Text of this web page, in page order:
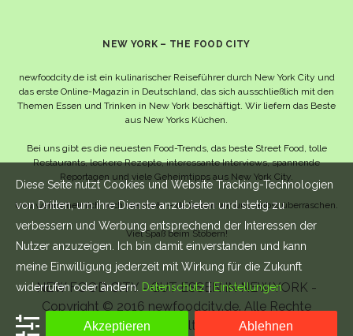
NEW YORK – THE FOOD CITY
newfoodcity.de ist ein kulinarischer Reiseführer durch New York City und
das erste Online-Magazin in Deutschland, das sich ausschließlich mit den
Themen Essen und Trinken in New York beschäftigt. Wir liefern das Beste
aus New Yorks Küchen.
Bei uns gibt es die neuesten Food-Trends, das beste Street Food, tolle
Restaurants, leckere Rezepte, interessante Interviews, spannende
Reportagen und viele Geheimtipps aus New York City.
Und wahrscheinlich noch viel mehr – da lassen wir uns selbst überraschen.
Viel Spaß beim Stöbern!
NEW FOOD CITY - GUT ESSEN IN NEW YORK -
Copyright © 2016 newfoodcity.de. Alle Rechte
vorbehalten.
Diese Seite nutzt Cookies und Website Tracking-Technologien
von Dritten, um ihre Dienste anzubieten und stetig zu
verbessern und Werbung entsprechend der Interessen der
Nutzer anzuzeigen. Ich bin damit einverstanden und kann
meine Einwilligung jederzeit mit Wirkung für die Zukunft
widerrufen oder ändern. Datenschutz| Einstellungen
Akzeptieren Ablehnen